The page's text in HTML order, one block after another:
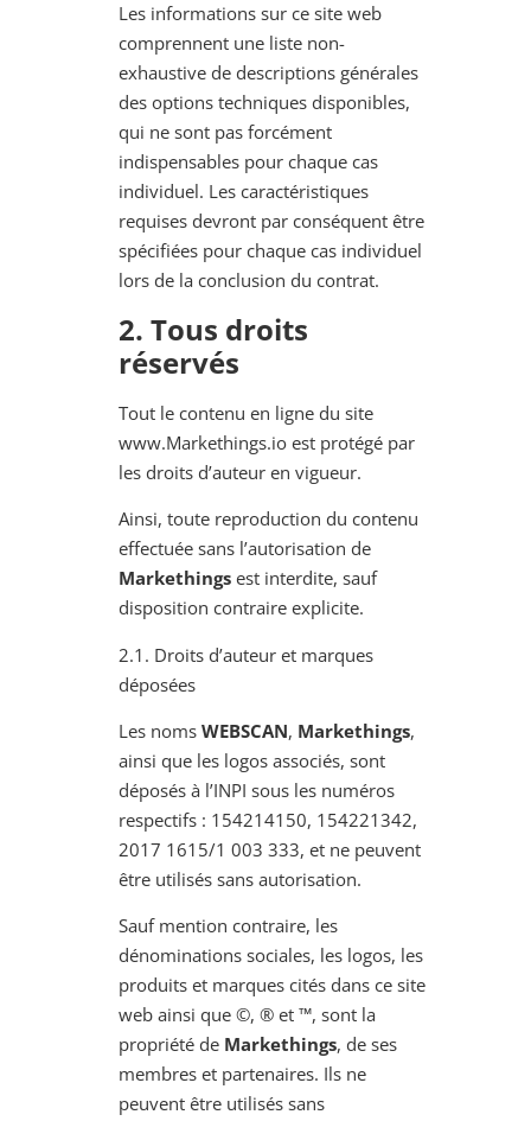
Les informations sur ce site web
comprennent une liste non-
exhaustive de descriptions générales
des options techniques disponibles,
qui ne sont pas forcément
indispensables pour chaque cas
individuel. Les caractéristiques
requises devront par conséquent être
spécifiées pour chaque cas individuel
lors de la conclusion du contrat.
2. Tous droits
réservés
Tout le contenu en ligne du site
www.Markethings.io est protégé par
les droits d’auteur en vigueur.
Ainsi, toute reproduction du contenu
effectuée sans l’autorisation de
Markethings est interdite, sauf
disposition contraire explicite.
2.1. Droits d’auteur et marques
déposées
Les noms WEBSCAN, Markethings,
ainsi que les logos associés, sont
déposés à l’INPI sous les numéros
respectifs : 154214150, 154221342,
2017 1615/1 003 333, et ne peuvent
être utilisés sans autorisation.
Sauf mention contraire, les
dénominations sociales, les logos, les
produits et marques cités dans ce site
web ainsi que ©, ® et ™, sont la
propriété de Markethings, de ses
membres et partenaires. Ils ne
peuvent être utilisés sans